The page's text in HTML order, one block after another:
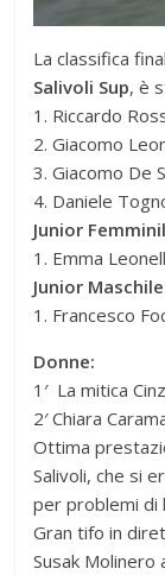
La classifica
Salivoli Sup, è
1. Riccardo
2. Giacomo
3. Giacomo De
4. Daniele
Junior
1. Emma
Junior
1. Francesco
Donne:
1′ La mitica
2′ Chiara
Ottima
Salivoli, che si
per problemi di
Gran tifo in
Susak Molinero